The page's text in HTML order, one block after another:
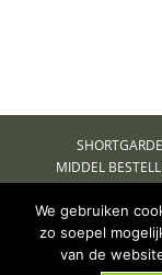
Vanaf 20-
MIDDEL
CONTACT
Copyright
We gebruiken
zo soepel
van de